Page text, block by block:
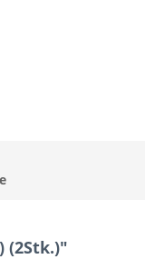
(2Stk.)"